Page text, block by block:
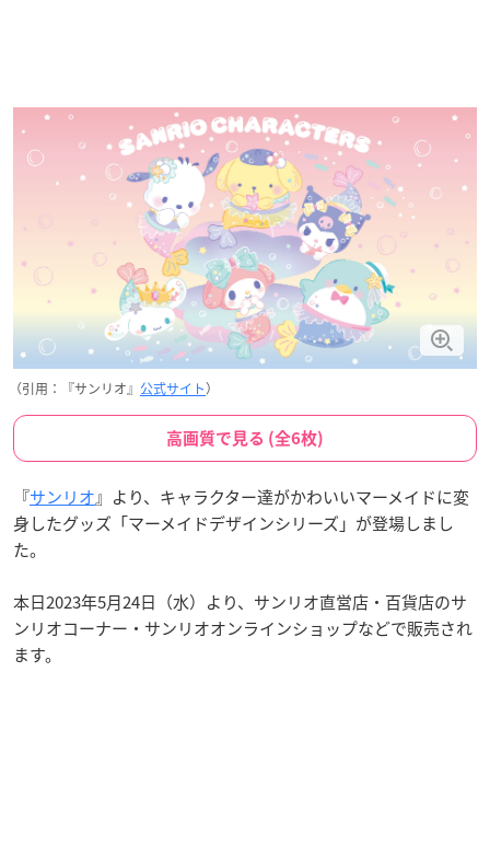
（引用：『サンリオ』 公式サイト）
高画質で見る (全6枚)
『サンリオ』より、キャラクター達がかわいいマーメイドに変
身したグッズ「マーメイドデザインシリーズ」が登場しまし
た。
本日2023年5月24日（水）より、サンリオ直営店・百貨店のサ
ンリオコーナー・サンリオオンラインショップなどで販売され
ます。